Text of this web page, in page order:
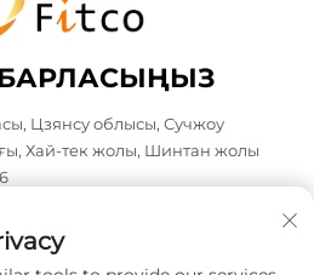
Цзянсу облысы, Сучжоу
Хай-тек жолы, Шинтан жолы
protected]